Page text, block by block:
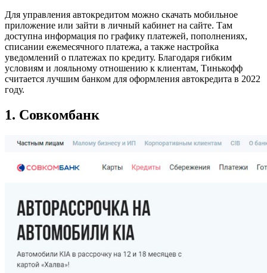
Для управления автокредитом можно скачать мобильное
приложение или зайти в личный кабинет на сайте. Там
доступна информация по графику платежей, пополнениях,
списании ежемесячного платежа, а также настройка
уведомлений о платежах по кредиту. Благодаря гибким
условиям и лояльному отношению к клиентам, Тинькофф
считается лучшим банком для оформления автокредита в 2022
году.
1. Совкомбанк